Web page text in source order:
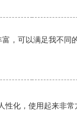
，可以满足我不同
性化，使用起来非常